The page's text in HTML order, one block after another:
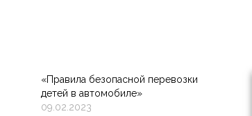
«Правила безопасной перевозки
детей в автомобиле»
09.02.2023